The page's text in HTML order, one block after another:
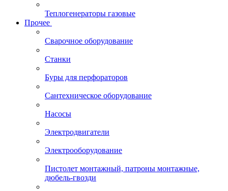
Теплогенераторы газовые
Прочее
Сварочное оборудование
Станки
Буры для перфораторов
Сантехническое оборудование
Насосы
Электродвигатели
Электрооборудование
Пистолет монтажный, патроны монтажные,
дюбель-гвозди